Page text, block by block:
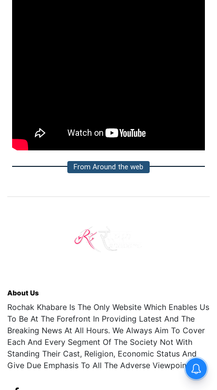
From Around the web
About Us
Rochak Khabare Is The Only Website Which Enables Us
To Be At The Forefront In Providing Latest And The
Breaking News At All Hours. We Always Aim To Cover
Each And Every Segment Of The Society Not With
Standing Their Cast, Religion, Economic Status And
Give Due Emphasis To All The Adverse Viewpoints.